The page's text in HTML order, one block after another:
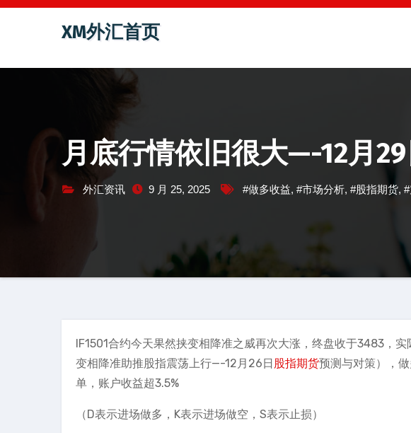
跳
容
XM外汇首页
月底行情依旧很大—-12月
外汇资讯 9 月 25, 2025 #做多收益, #市场分析, #股指期货,
IF1501合约今天果然挟变相降准之威再次大涨，终盘收于3483，
变相降准助推股指震荡上行—-12月26日 股指期货预测与对策），
单，账户收益超3.5%
（D表示进场做多，K表示进场做空，S表示止损）